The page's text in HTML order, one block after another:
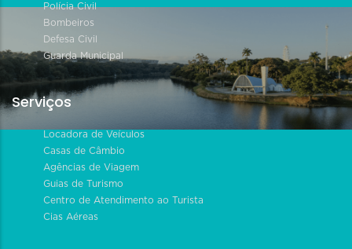
Polícia Civil
Bombeiros
Defesa Civil
Guarda Municipal
Serviços
Locadora de Veículos
Casas de Câmbio
Agências de Viagem
Guias de Turismo
Centro de Atendimento ao Turista
Cias Aéreas